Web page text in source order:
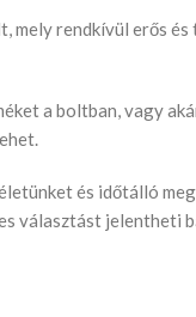
rendkívül erős
a boltban, vagy
és időtálló
választást